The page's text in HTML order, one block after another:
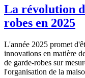
La révolution
robes en 2025
L'année 2025 promet
innovations en matière
de garde-robes sur
l'organisation de la